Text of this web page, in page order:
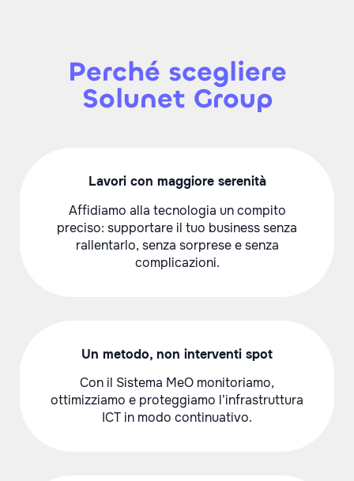
Perché scegliere
Solunet Group
Lavori con maggiore serenità
Affidiamo alla tecnologia un compito
preciso: supportare il tuo business senza
rallentarlo, senza sorprese e senza
complicazioni.
Un metodo, non interventi spot
Con il Sistema MeO monitoriamo,
ottimizziamo e proteggiamo l’infrastruttura
ICT in modo continuativo.